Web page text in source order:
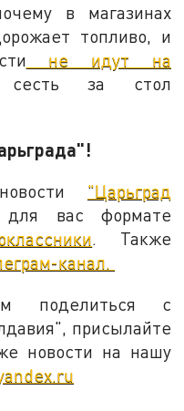
в магазинах
топливо, и
не идут на
за стол
"Царьград
вас формате
. Также
канал.
поделиться с
присылайте
новости на нашу